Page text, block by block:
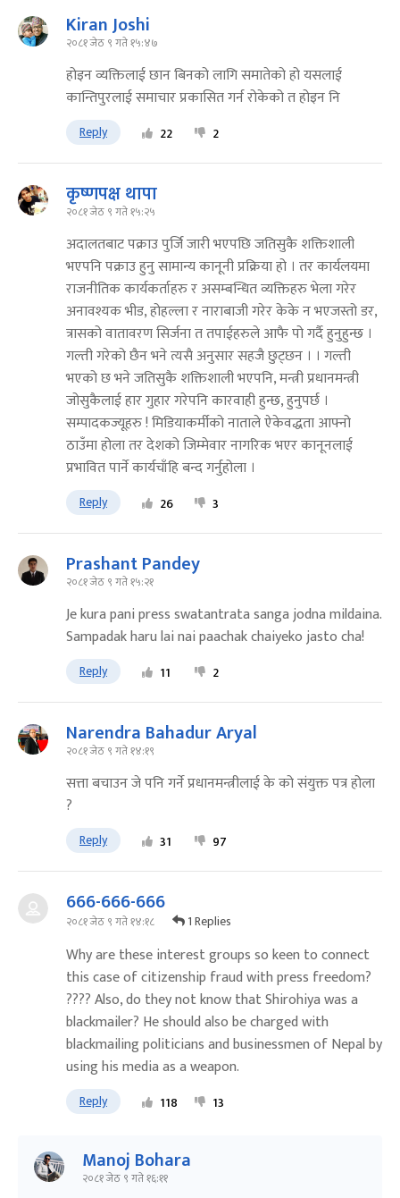
Kiran Joshi
२०८१ जेठ ९ गते १५:४७
होइन व्यक्तिलाई छान बिनको लागि समातेको हो यसलाई
कान्तिपुरलाई समाचार प्रकासित गर्न रोकेको त होइन नि
Reply 22 2
कृष्णपक्ष थापा
२०८१ जेठ ९ गते १५:२५
अदालतबाट पक्राउ पुर्जि जारी भएपछि जतिसुकै शक्तिशाली
भएपनि पक्राउ हुनु सामान्य कानूनी प्रक्रिया हो । तर कार्यलयमा
राजनीतिक कार्यकर्ताहरु र असम्बन्धित व्यक्तिहरु भेला गरेर
अनावश्यक भीड, होहल्ला र नाराबाजी गरेर केके न भएजस्तो डर,
त्रासको वातावरण सिर्जना त तपाईहरुले आफै पो गर्दै हुनुहुन्छ ।
गल्ती गरेको छैन भने त्यसै अनुसार सहजै छुट्छन । । गल्ती
भएको छ भने जतिसुकै शक्तिशाली भएपनि, मन्त्री प्रधानमन्त्री
जोसुकैलाई हार गुहार गरेपनि कारवाही हुन्छ, हुनुपर्छ ।
सम्पादकज्यूहरु ! मिडियाकर्मीको नाताले ऐकेवद्धता आफ्नो
ठाउँमा होला तर देशको जिम्मेवार नागरिक भएर कानूनलाई
प्रभावित पार्ने कार्यचाँहि बन्द गर्नुहोला ।
Reply 26 3
Prashant Pandey
२०८१ जेठ ९ गते १५:२१
Je kura pani press swatantrata sanga jodna mildaina.
Sampadak haru lai nai paachak chaiyeko jasto cha!
Reply 11 2
Narendra Bahadur Aryal
२०८१ जेठ ९ गते १४:१९
सत्ता बचाउन जे पनि गर्ने प्रधानमन्त्रीलाई के को संयुक्त पत्र होला
?
Reply 31 97
666-666-666
२०८१ जेठ ९ गते १४:१८ 1 Replies
Why are these interest groups so keen to connect
this case of citizenship fraud with press freedom?
???? Also, do they not know that Shirohiya was a
blackmailer? He should also be charged with
blackmailing politicians and businessmen of Nepal by
using his media as a weapon.
Reply 118 13
Manoj Bohara
२०८१ जेठ ९ गते १६:११